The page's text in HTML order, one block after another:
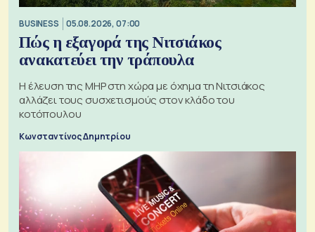
BUSINESS 05.08.2026, 07:00
Πώς η εξαγορά της Νιτσιάκος
ανακατεύει την τράπουλα
H έλευση της MHP στη χώρα με όχημα τη Νιτσιάκος
αλλάζει τους συσχετισμούς στον κλάδο του
κοτόπουλου
Κωνσταντίνος Δημητρίου